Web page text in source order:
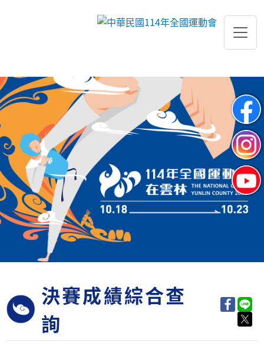
跳到主要內容
決賽成績綜合查
詢